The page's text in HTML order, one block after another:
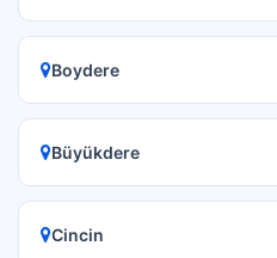
Boydere
Büyükdere
Cincin